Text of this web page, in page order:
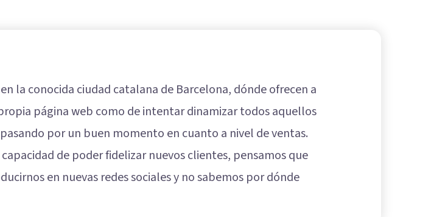
la conocida ciudad catalana de Barcelona, dónde ofrecen a
página web como de intentar dinamizar todos aquellos
por un buen momento en cuanto a nivel de ventas.
de poder fidelizar nuevos clientes, pensamos que
en nuevas redes sociales y no sabemos por dónde